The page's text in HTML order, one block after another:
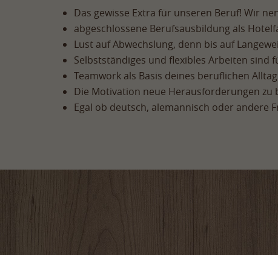
Das gewisse Extra für unseren Beruf! Wir
abgeschlossene Berufsausbildung als
Lust auf Abwechslung, denn bis auf
Selbstständiges und flexibles Arbeiten sind
Teamwork als Basis deines beruflichen
Die Motivation neue Herausforderungen
Egal ob deutsch, alemannisch oder andere